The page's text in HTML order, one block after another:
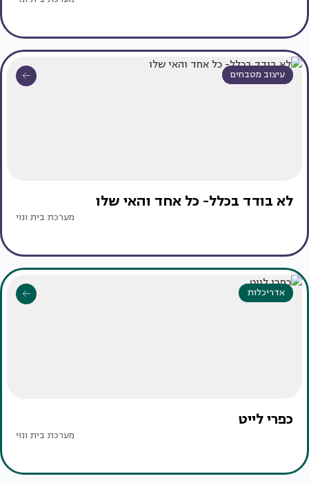
עיצוב מטבחים
לא בודד בכלל- כל אחד והאי שלו
מערכת בית ונוי
אדריכלות
כפרי לייט
מערכת בית ונוי